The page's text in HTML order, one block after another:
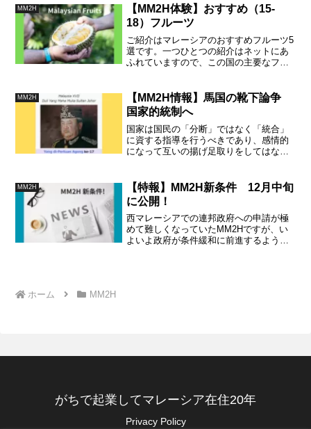
の曲が来たことを知る。イントロを確り
覚えていないと、誰も歌うことなくカラ
オケだけが流れてしまう結果となる。
MM2H
【MM2H体験】おすすめ（15-
18）フルーツ
ご紹介はマレーシアのおすすめフルーツ5
選です。一つひとつの紹介はネットにあ
ふれていますので、この国の主要なフル
しています。
MM2H
【MM2H情報】馬国の靴下論争
国家的統制へ
国家は国民の「分断」ではなく「統合」
に資する指導を行うべきであり、感情的
になって互いの揚げ足取りをしてはなら
（国王陛下）
MM2H
【特報】MM2H新条件 12月中旬
に公開！
西マレーシアでの連邦政府への申請が極
めて難しくなっていたMM2Hですが、い
よいよ政府が条件緩和に前進するようで
ホーム
MM2H
がちで起業してマレーシア在住20年
Privacy Policy